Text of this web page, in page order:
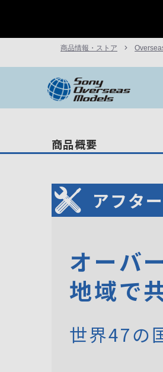
商品情報・ストア
商品概要
アフタ
オーバ
地域で
世界47の